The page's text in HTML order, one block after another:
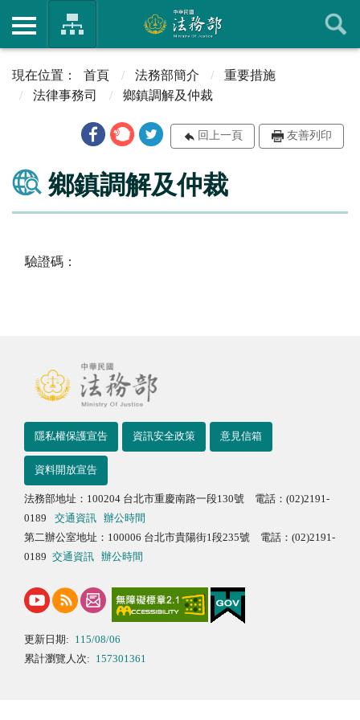
首頁 法務部簡介
重要措施
法律事務司
鄉鎮調解及仲裁
回上一頁 友善列印
鄉鎮調解及仲裁
驗證碼：
隱私權保護宣告 資訊安全政策 意見信箱
資料開放宣告
法務部地址：100204 台北市重慶南路一段130號 電話：(02)2191-
0189
交通資訊
辦公時間
第二辦公室地址：100006 台北市貴陽街1段235號 電話：(02)2191-
0189 交通資訊 辦公時間
更新日期: 115/08/06
累計瀏覽人次: 157301361